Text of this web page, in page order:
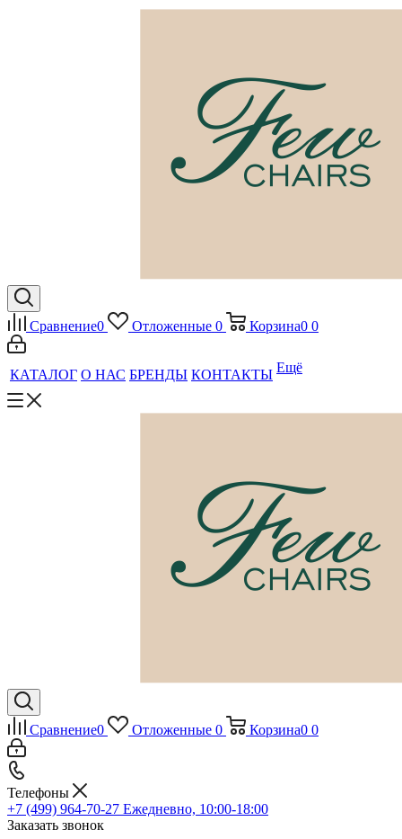
Сравнение0 Отложенные 0 Корзина0 0
КАТАЛОГ О НАС БРЕНДЫ КОНТАКТЫ Ещё
Сравнение0 Отложенные 0 Корзина0 0
Телефоны
+7 (499) 964-70-27 Ежедневно, 10:00-18:00
Заказать звонок